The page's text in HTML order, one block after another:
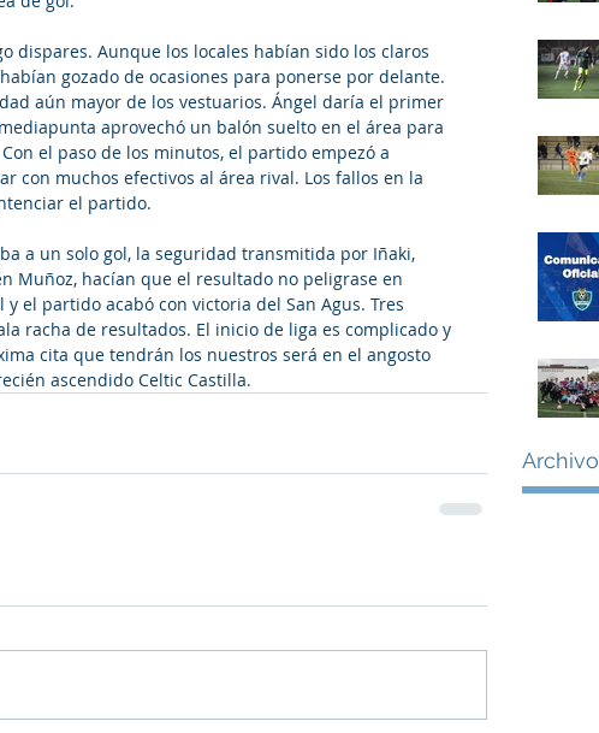
dispares. Aunque los locales habían sido los claros
gozado de ocasiones para ponerse por delante.
aún mayor de los vestuarios. Ángel daría el primer
aprovechó un balón suelto en el área para
el paso de los minutos, el partido empezó a
con muchos efectivos al área rival. Los fallos en la
el partido.
a un solo gol, la seguridad transmitida por Iñaki,
Muñoz, hacían que el resultado no peligrase en
el partido acabó con victoria del San Agus. Tres
racha de resultados. El inicio de liga es complicado y
cita que tendrán los nuestros será en el angosto
ascendido Celtic Castilla.
Archivo